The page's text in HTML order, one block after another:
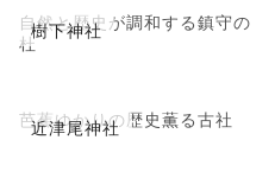
樹下神社
自然と歴史が調和する鎮守の
杜
近津尾神社
芭蕉ゆかりの歴史薫る古社